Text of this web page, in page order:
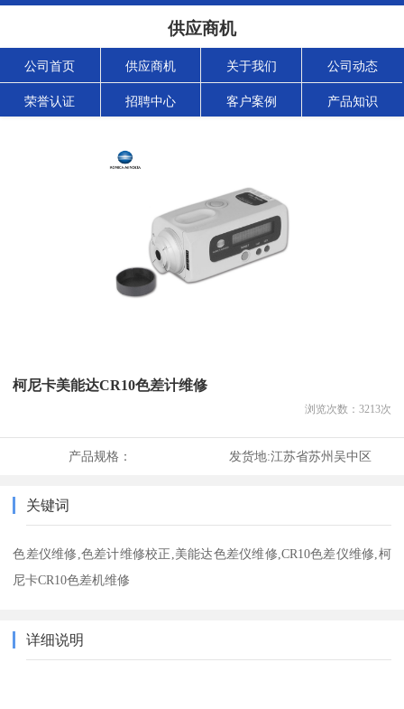
供应商机
公司首页 供应商机 关于我们 公司动态
荣誉认证 招聘中心 客户案例 产品知识
柯尼卡美能达CR10色差计维修
浏览次数： 3213次
产品规格： 发货地:江苏省苏州吴中区
关键词
色差仪维修,色差计维修校正,美能达色差仪维修,CR10色差仪维修,柯
尼卡CR10色差机维修
详细说明